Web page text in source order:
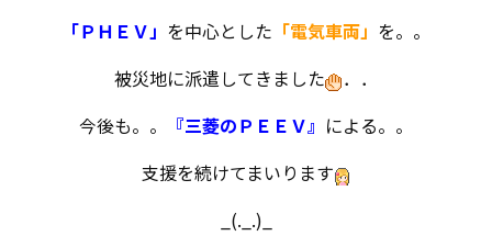
「ＰＨＥＶ」 を中心とした 「電気車両」 を。。
被災地に派遣してきました
．．
今後も。。
『三菱のＰＥＥＶ』 による。。
支援を続けてまいります
_(._.)_